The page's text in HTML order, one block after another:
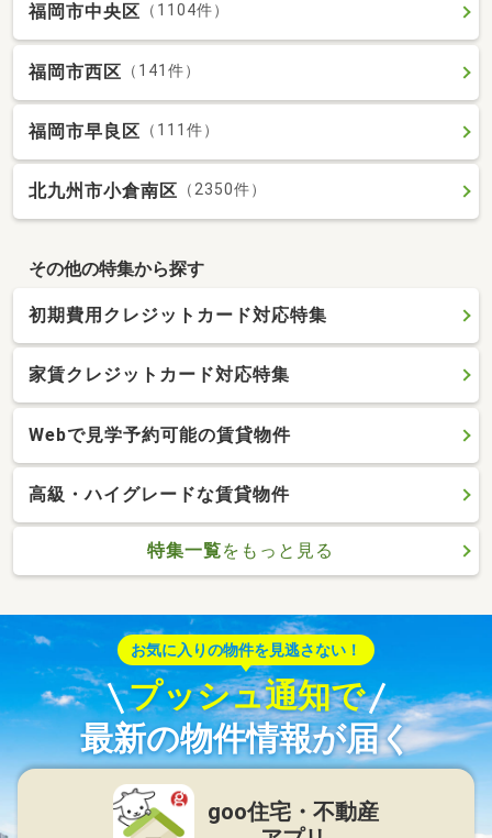
福岡市中央区 （1104件）
福岡市西区 （141件）
福岡市早良区 （111件）
北九州市小倉南区 （2350件）
その他の特集から探す
初期費用クレジットカード対応特集
家賃クレジットカード対応特集
Webで見学予約可能の賃貸物件
高級・ハイグレードな賃貸物件
特集一覧をもっと見る
お気に入りの物件を見逃さない！
プッシュ通知で
最新の物件情報が届く
goo住宅・不動産